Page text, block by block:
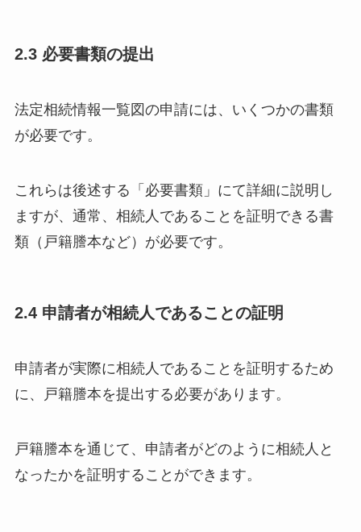
2.3 必要書類の提出
法定相続情報一覧図の申請には、いくつかの書類
が必要です。
これらは後述する「必要書類」にて詳細に説明し
ますが、通常、相続人であることを証明できる書
類（戸籍謄本など）が必要です。
2.4 申請者が相続人であることの証明
申請者が実際に相続人であることを証明するため
に、戸籍謄本を提出する必要があります。
戸籍謄本を通じて、申請者がどのように相続人と
なったかを証明することができます。